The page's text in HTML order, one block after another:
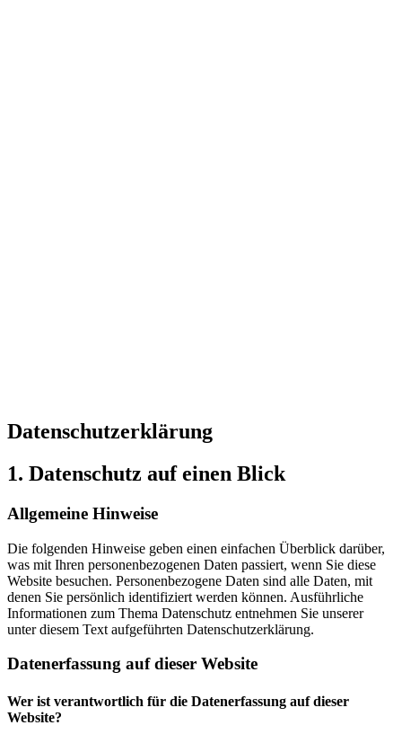
Datenschutz­erklärung
1. Datenschutz auf einen Blick
Allgemeine Hinweise
Die folgenden Hinweise geben einen einfachen Überblick darüber,
was mit Ihren personenbezogenen Daten passiert, wenn Sie diese
Website besuchen. Personenbezogene Daten sind alle Daten, mit
denen Sie persönlich identifiziert werden können. Ausführliche
Informationen zum Thema Datenschutz entnehmen Sie unserer
unter diesem Text aufgeführten Datenschutzerklärung.
Datenerfassung auf dieser Website
Wer ist verantwortlich für die Datenerfassung auf dieser
Website?